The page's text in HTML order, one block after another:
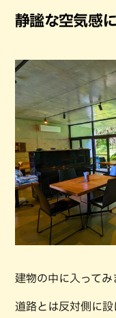
静謐な空気感
建物の中に入ってみ
道路とは反対側に